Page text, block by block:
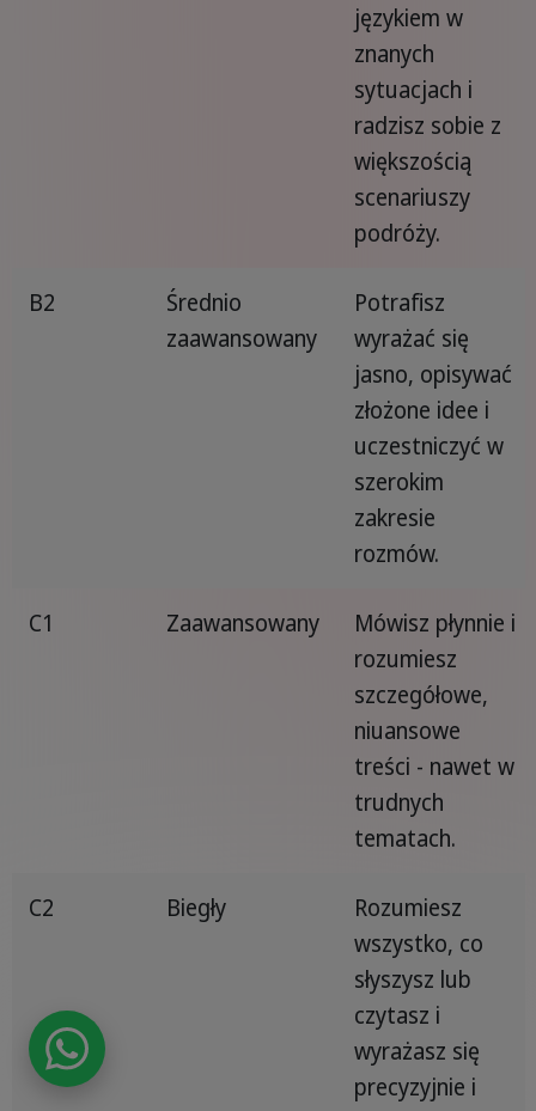
językiem w
znanych
sytuacjach i
radzisz sobie z
większością
scenariuszy
podróży.
B2
Średnio
zaawansowany
Potrafisz
wyrażać się
jasno, opisywać
złożone idee i
uczestniczyć w
szerokim
zakresie
rozmów.
C1 Zaawansowany
Mówisz płynnie i
rozumiesz
szczegółowe,
niuansowe
treści - nawet w
trudnych
tematach.
C2 Biegły
Rozumiesz
wszystko, co
słyszysz lub
czytasz i
wyrażasz się
precyzyjnie i